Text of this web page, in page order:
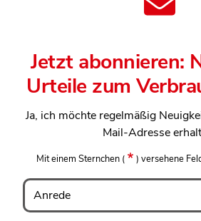
Jetzt abonnieren:
Urteile zum
Ja, ich möchte regelmäßig
Mail-Adresse
Mit einem Sternchen ( ) versehene
Anrede